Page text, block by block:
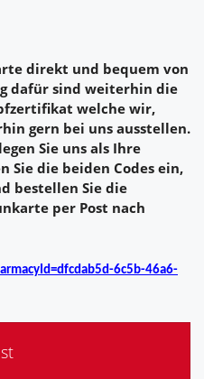
direkt und bequem von
dafür sind weiterhin die
welche wir,
gern bei uns ausstellen.
Sie uns als Ihre
Sie die beiden Codes ein,
bestellen Sie die
per Post nach
6c5b-46a6-